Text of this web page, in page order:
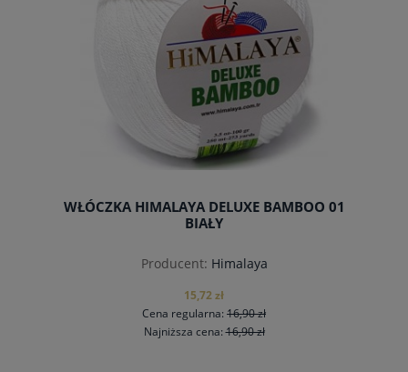
WŁÓCZKA HIMALAYA DELUXE BAMBOO 01
BIAŁY
Producent: Himalaya
15,72 zł
Cena regularna: 16,90 zł
Najniższa cena:16,90 zł